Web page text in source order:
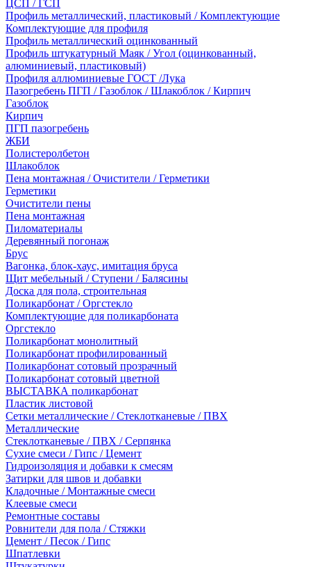
ЦСП / ГСП
Профиль металлический, пластиковый / Комплектующие
Комплектующие для профиля
Профиль металлический оцинкованный
Профиль штукатурный Маяк / Угол (оцинкованный,
алюминиевый, пластиковый)
Профиля аллюминиевые ГОСТ /Лука
Пазогребень ПГП / Газоблок / Шлакоблок / Кирпич
Газоблок
Кирпич
ПГП пазогребень
ЖБИ
Полистеролбетон
Шлакоблок
Пена монтажная / Очистители / Герметики
Герметики
Очистители пены
Пена монтажная
Пиломатериалы
Деревянный погонаж
Брус
Вагонка, блок-хаус, имитация бруса
Щит мебельный / Ступени / Балясины
Доска для пола, строительная
Поликарбонат / Оргстекло
Комплектующие для поликарбоната
Оргстекло
Поликарбонат монолитный
Поликарбонат профилированный
Поликарбонат сотовый прозрачный
Поликарбонат сотовый цветной
ВЫСТАВКА поликарбонат
Пластик листовой
Сетки металлические / Стеклотканевые / ПВХ
Металлические
Стеклотканевые / ПВХ / Серпянка
Сухие смеси / Гипс / Цемент
Гидроизоляция и добавки к смесям
Затирки для швов и добавки
Кладочные / Монтажные смеси
Клеевые смеси
Ремонтные составы
Ровнители для пола / Стяжки
Цемент / Песок / Гипс
Шпатлевки